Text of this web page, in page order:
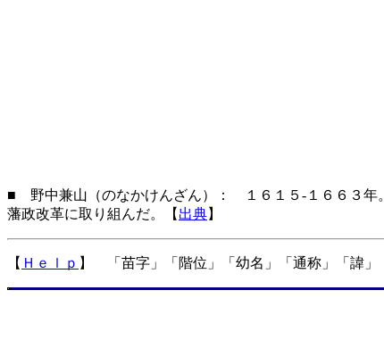
■ 野中兼山（のなかけんざん）： １６１５-１６６３年
藩政改革に取り組んだ。【 出典】
【 Ｈｅｌｐ 】 「苗字」「階位」「幼名」「通称」「諱